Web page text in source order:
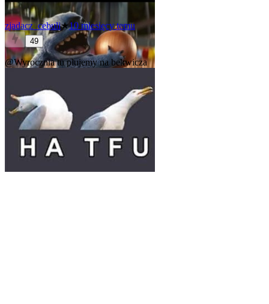
zjadacz_cebuli★10 miesięcy temu
49
@Wyroczniatu plujemy na bekwicza